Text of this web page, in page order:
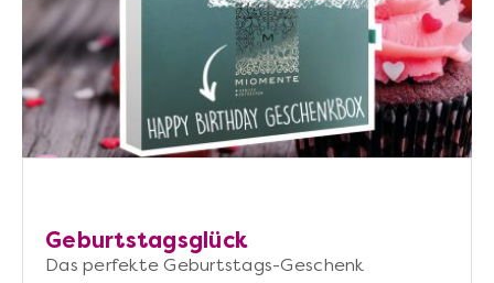
Geburtstagsglück
Das perfekte Geburtstags-Geschenk